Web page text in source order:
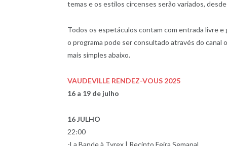
temas e os estilos circenses serão variados,
Todos os espetáculos contam com entrada livre
o programa pode ser consultado através do canal
mais simples abaixo.
VAUDEVILLE RENDEZ-VOUS 2025
16 a 19 de julho
16 JULHO
22:00
-La Bande à Tyrex | Recinto Feira Semanal